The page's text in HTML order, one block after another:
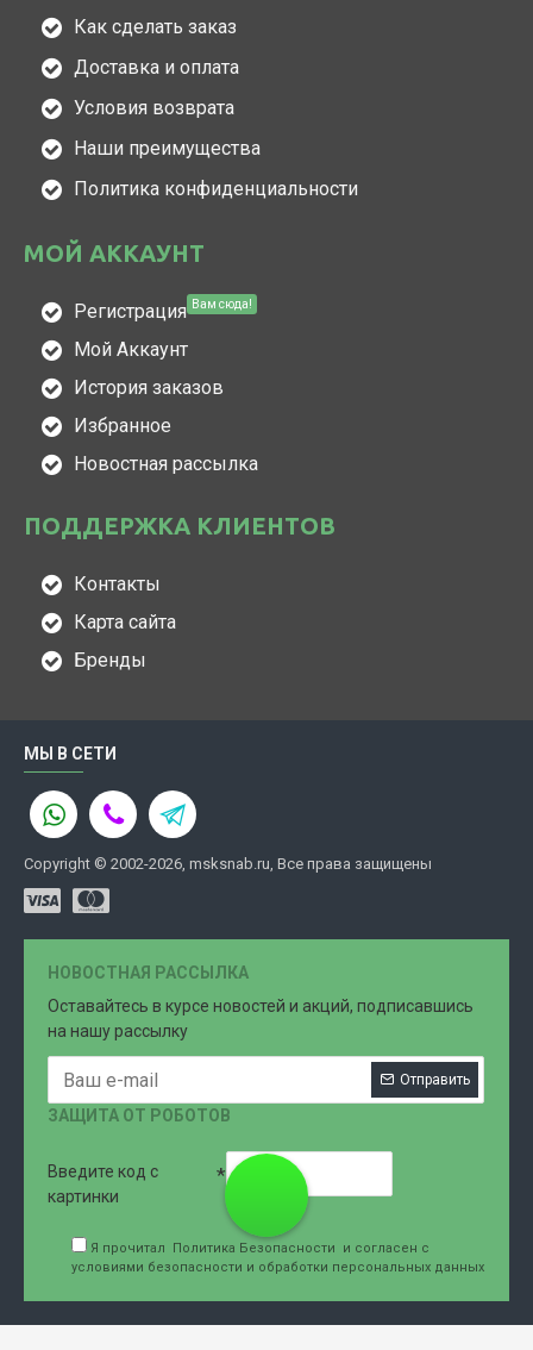
Как сделать заказ
Доставка и оплата
Условия возврата
Наши преимущества
Политика конфиденциальности
МОЙ АККАУНТ
Регистрация Вам сюда!
Мой Аккаунт
История заказов
Избранное
Новостная рассылка
ПОДДЕРЖКА КЛИЕНТОВ
Контакты
Карта сайта
Бренды
МЫ В СЕТИ
Copyright © 2002-2026, msksnab.ru, Все права защищены
НОВОСТНАЯ РАССЫЛКА
Оставайтесь в курсе новостей и акций, подписавшись
на нашу рассылку
Отправить
ЗАЩИТА ОТ РОБОТОВ
Введите код с
картинки
Я прочитал Политика Безопасности
и согласен с
условиями безопасности и обработки персональных данных
707-76-